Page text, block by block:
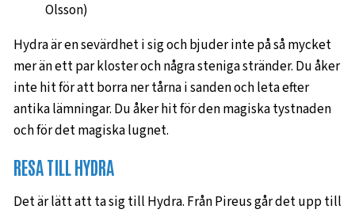
Olsson)
Hydra är en sevärdhet i sig och bjuder inte på så mycket
mer än ett par kloster och några steniga stränder. Du åker
inte hit för att borra ner tårna i sanden och leta efter
antika lämningar. Du åker hit för den magiska tystnaden
och för det magiska lugnet.
RESA TILL HYDRA
Det är lätt att ta sig till Hydra. Från Pireus går det upp till